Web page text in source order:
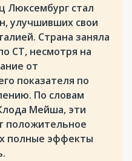
Люксембург стал
улучшивших свои
Страна заняла
CT, несмотря на
от
показателя по
По словам
Мейша, эти
положительное
полные эффекты